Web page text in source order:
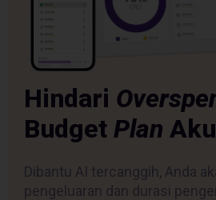
Hindari
Budget Plan
Dibantu AI tercanggih, Anda
pengeluaran dan durasi